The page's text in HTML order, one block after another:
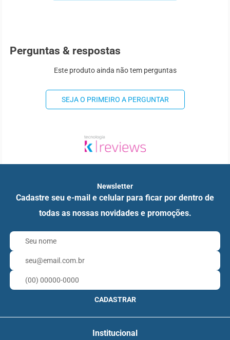
Perguntas & respostas
Este produto ainda não tem perguntas
SEJA O PRIMEIRO A PERGUNTAR
Newsletter
Cadastre seu e-mail e celular para ficar por dentro de
todas as nossas novidades e promoções.
CADASTRAR
Institucional